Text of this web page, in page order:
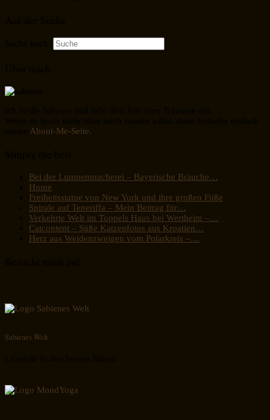
About-Me-Seite.
Bei der Lumpenmacherei – Bayerische Bräuche…
Home
Freiheitsstatue von New York und ihre großen Füße
Spirale auf Teneriffa – Mein Beitrag für…
Verkehrte Welt im Toppels Haus bei Wertheim –…
Catcontent – Süße Katzenfotos aus Kroatien…
Herz aus Weidenzweigen vom Polarkreis –…
Sabienes Welt